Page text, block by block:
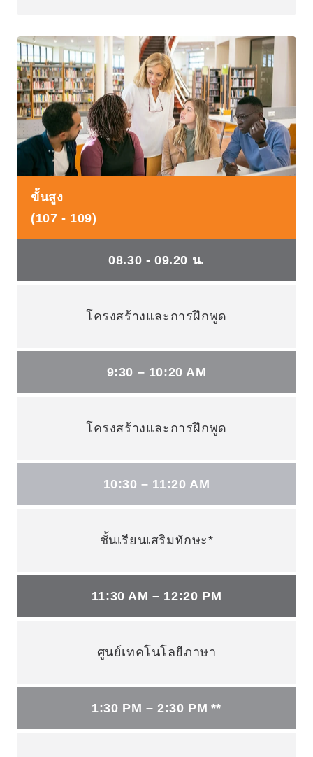
ขั้นสูง
(107 - 109)
08.30 - 09.20 น.
โครงสร้างและการฝึกพูด
9:30 – 10:20 AM
โครงสร้างและการฝึกพูด
10:30 – 11:20 AM
ชั้นเรียนเสริมทักษะ*
11:30 AM – 12:20 PM
ศูนย์เทคโนโลยีภาษา
1:30 PM – 2:30 PM **